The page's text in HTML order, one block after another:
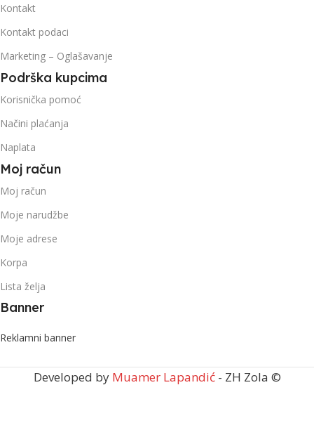
Kontakt
Kontakt podaci
Marketing – Oglašavanje
Podrška kupcima
Korisnička pomoć
Načini plaćanja
Naplata
Moj račun
Moj račun
Moje narudžbe
Moje adrese
Korpa
Lista želja
Banner
Reklamni banner
Developed by Muamer Lapandić- ZH Zola ©